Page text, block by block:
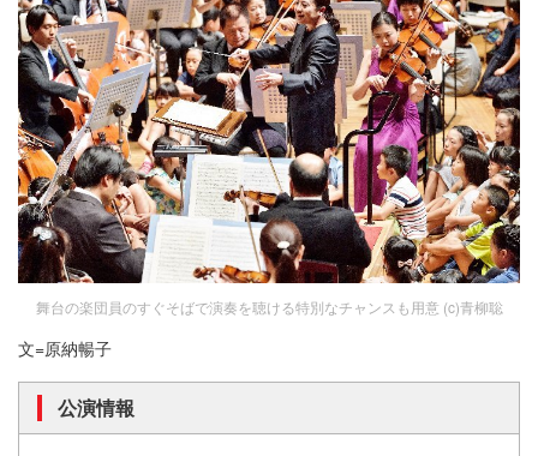
舞台の楽団員のすぐそばで演奏を聴ける特別なチャンスも用意 (c)青柳聡
文=原納暢子
公演情報